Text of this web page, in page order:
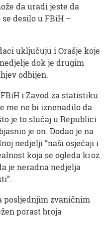
da uradi jeste da
desilo u FBiH –
uključuju i Orašje koje
dok je drugim
odbijen.
i Zavod za statistiku
me ne bi iznenadilo da
je to slučaj u Republici
je on. Dodao je na
nedjelji ”naši osjećaji i
koja se ogleda kroz
je neradna nedjelja
posljednjim zvaničnim
porast broja